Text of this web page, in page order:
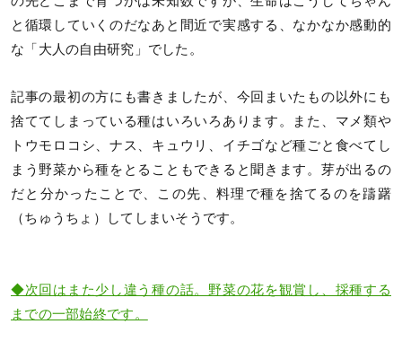
と循環していくのだなあと間近で実感する、なかなか感動的
な「大人の自由研究」でした。
記事の最初の方にも書きましたが、今回まいたもの以外にも
捨ててしまっている種はいろいろあります。また、マメ類や
トウモロコシ、ナス、キュウリ、イチゴなど種ごと食べてし
まう野菜から種をとることもできると聞きます。芽が出るの
だと分かったことで、この先、料理で種を捨てるのを躊躇
（ちゅうちょ）してしまいそうです。
◆次回はまた少し違う種の話。野菜の花を観賞し、採種する
までの一部始終です。